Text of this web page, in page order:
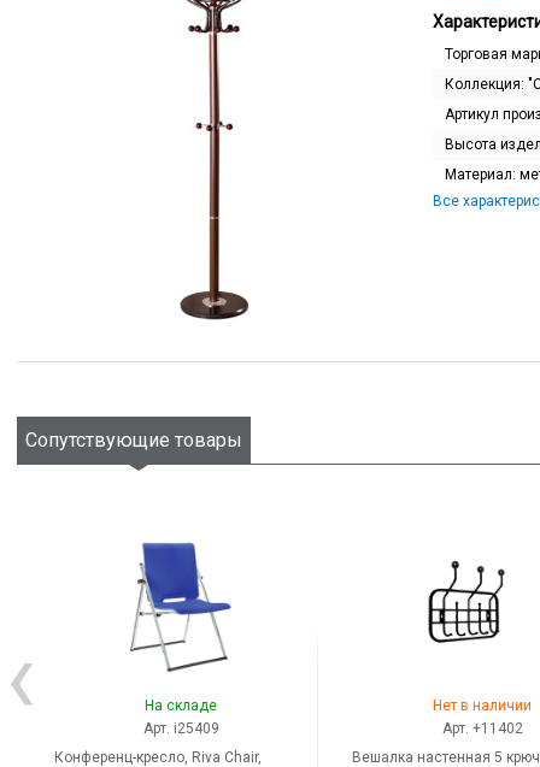
Торговая
Коллекция:
Артикул
Высота
Материал:
Все
Сопутствующие товары
На складе
Арт. i25409
Конференц-кресло, Riva Chair,
Нет в наличии
Арт. +11402
Вешалка настенная 5